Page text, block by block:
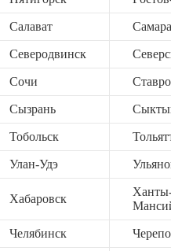
Салават Самара
Северодвинск
Сочи
Сызрань
Тобольск
Улан-Удэ
Хабаровск
Челябинск